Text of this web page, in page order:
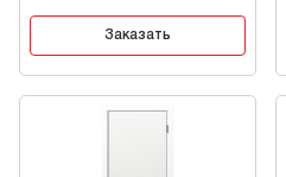
Заказать